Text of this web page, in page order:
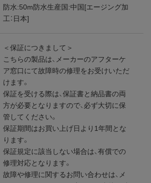
防水:50m防水生産国:中国[エージング加
工：日本]
＜保証につきまして＞
こちらの製品は、メーカーのアフターケ
ア窓口にて故障時の修理をお受けいただ
けます。
保証を受ける際は、保証書と納品書の両
方が必要となりますので、必ず大切に保
管してください。
保証期間はお買い上げ日より1年間とな
ります。
保証規定に該当しない場合は、有償での
修理対応となります。
故障や修理に関するお問い合わせは、メ